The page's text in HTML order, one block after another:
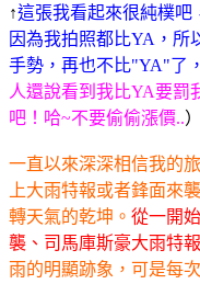
↑這張我看起來很純樸吧
因為我拍照都比YA，所
手勢，再也不比"YA"了
人還說看到我比YA要罰
吧！哈~不要偷偷漲價..）
一直以來深深相信我的
上大雨特報或者鋒面來
轉天氣的乾坤。 從一開
襲、司馬庫斯豪大雨特
雨的明顯跡象，可是每